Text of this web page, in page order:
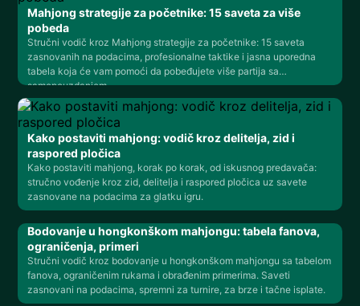
Mahjong strategije za početnike: 15 saveta za više
pobeda
Stručni vodič kroz Mahjong strategije za početnike: 15 saveta
zasnovanih na podacima, profesionalne taktike i jasna uporedna
tabela koja će vam pomoći da pobeđujete više partija sa
samopouzdanjem.
Kako postaviti mahjong: vodič kroz delitelja, zid i
raspored pločica
Kako postaviti mahjong, korak po korak, od iskusnog predavača:
stručno vođenje kroz zid, delitelja i raspored pločica uz savete
zasnovane na podacima za glatku igru.
Bodovanje u hongkonškom mahjongu: tabela fanova,
ograničenja, primeri
Stručni vodič kroz bodovanje u hongkonškom mahjongu sa tabelom
fanova, ograničenim rukama i obrađenim primerima. Saveti
zasnovani na podacima, spremni za turnire, za brze i tačne isplate.